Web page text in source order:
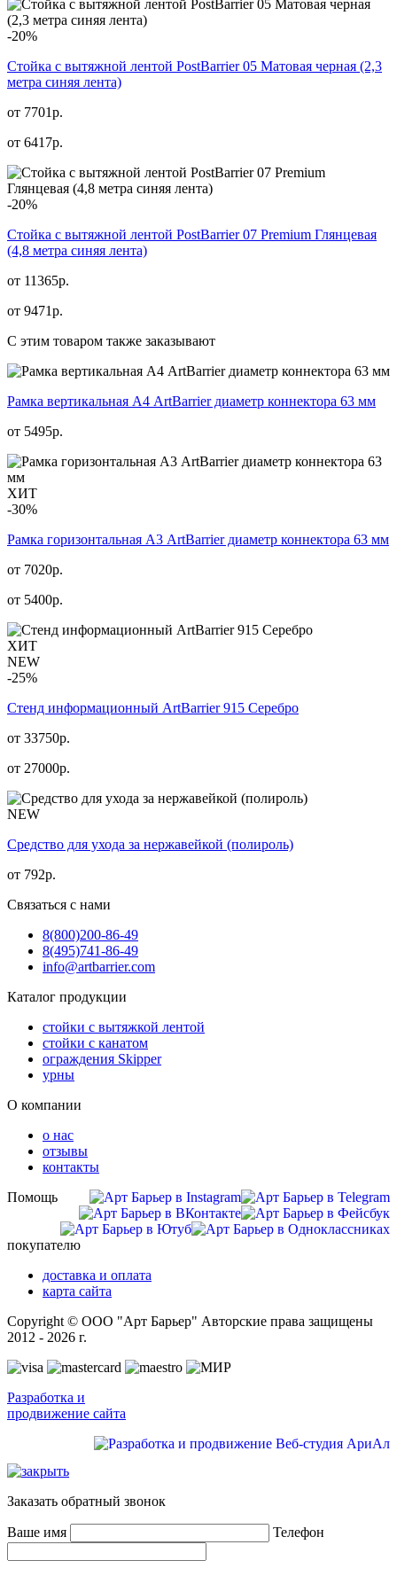
-20%
Стойка с вытяжной лентой PostBarrier 05 Матовая черная (2,3
метра синяя лента)
от 7701р.
от 6417р.
-20%
Стойка с вытяжной лентой PostBarrier 07 Premium Глянцевая
(4,8 метра синяя лента)
от 11365р.
от 9471р.
С этим товаром также заказывают
Рамка вертикальная А4 ArtBarrier диаметр коннектора 63 мм
от 5495р.
ХИТ
-30%
Рамка горизонтальная А3 ArtBarrier диаметр коннектора 63 мм
от 7020р.
от 5400р.
ХИТ
NEW
-25%
Стенд информационный АrtBarrier 915 Серебро
от 33750р.
от 27000р.
NEW
Средство для ухода за нержавейкой (полироль)
от 792р.
Связаться с нами
8(800)200-86-49
8(495)741-86-49
info@artbarrier.com
Каталог продукции
стойки с вытяжкой лентой
стойки с канатом
ограждения Skipper
урны
О компании
о нас
отзывы
контакты
Помощь
покупателю
доставка и оплата
карта сайта
Copyright © ООО "Арт Барьер" Авторские права защищены
2012 - 2026 г.
Разработка и
продвижение сайта
Заказать обратный звонок
Ваше имя Телефон